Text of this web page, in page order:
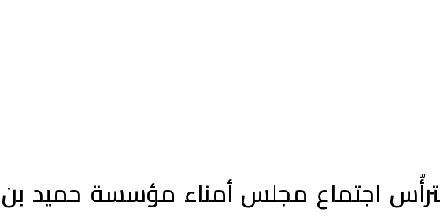
اجتماع مجلس أمناء مؤسسة حميد بن